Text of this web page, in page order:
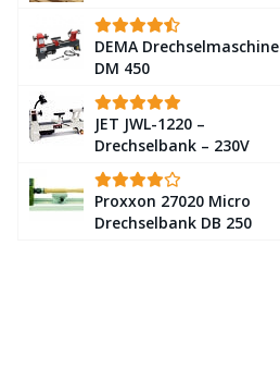
DEMA Drechselmaschine
DM 450
JET JWL-1220 –
Drechselbank – 230V
Proxxon 27020 Micro
Drechselbank DB 250